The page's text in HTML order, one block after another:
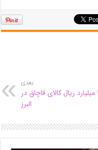
بعدی
کشف ۳۵ میلیارد ریال کالای قاچاق در
البرز